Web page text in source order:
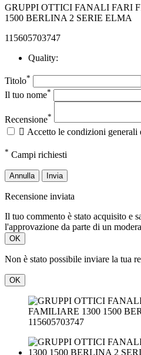
Quality:
Titolo*
Il tuo nome*
Recensione *
 Accetto le condizioni generali
Campi richiesti
Annulla Invia
Recensione inviata
Il tuo commento è stato acquisito e
OK
Non è stato possibile inviare la tua
OK